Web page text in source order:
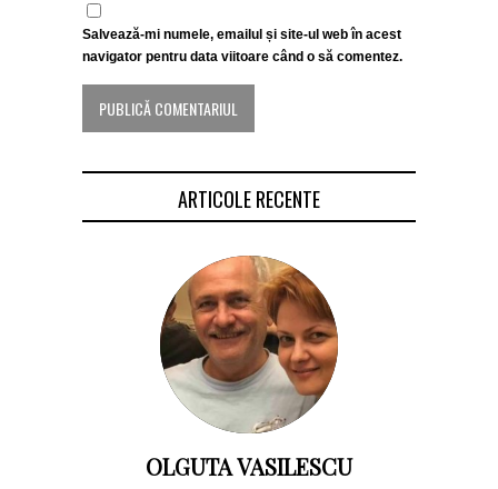
Salvează-mi numele, emailul și site-ul web în acest
navigator pentru data viitoare când o să comentez.
ARTICOLE RECENTE
OLGUTA VASILESCU